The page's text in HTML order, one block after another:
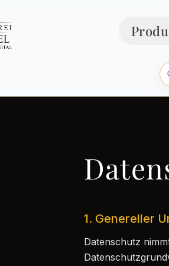
1. Genereller
Datenschutz